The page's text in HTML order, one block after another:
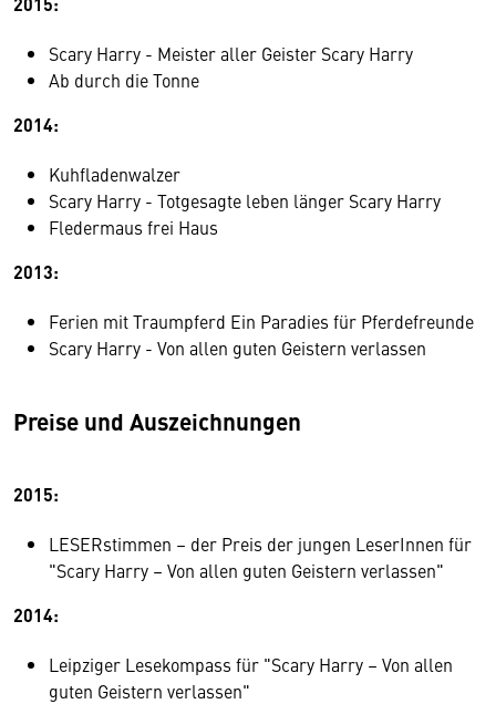
Scary Harry - Meister aller Geister Scary Harry
Ab durch die Tonne
2014:
Kuhfladenwalzer
Scary Harry - Totgesagte leben länger Scary Harry
Fledermaus frei Haus
2013:
Ferien mit Traumpferd Ein Paradies für Pferdefreunde
Scary Harry - Von allen guten Geistern verlassen
Preise und Auszeichnungen
2015:
LESERstimmen – der Preis der jungen LeserInnen für
"Scary Harry – Von allen guten Geistern verlassen"
2014:
Leipziger Lesekompass für "Scary Harry – Von allen
guten Geistern verlassen"